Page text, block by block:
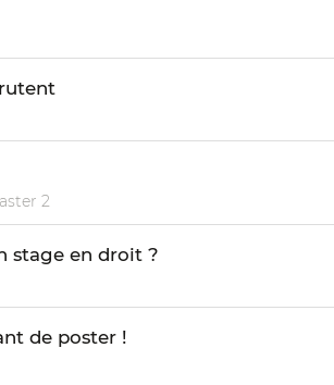
2
stage en droit ?
de poster !